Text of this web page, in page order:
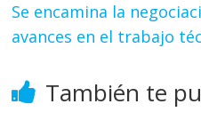
Se encamina la
avances en el trabajo
También te